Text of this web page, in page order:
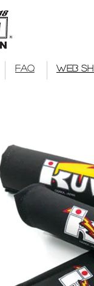
FAQ WEB